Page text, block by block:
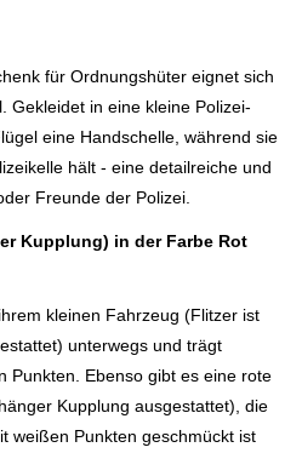
für Ordnungshüter eignet sich
Gekleidet in eine kleine Polizei-
eine Handschelle, während sie
hält - eine detailreiche und
Freunde der Polizei.
Kupplung) in der Farbe Rot
kleinen Fahrzeug (Flitzer ist
unterwegs und trägt
Punkten. Ebenso gibt es eine rote
Kupplung ausgestattet) , die
weißen Punkten geschmückt ist